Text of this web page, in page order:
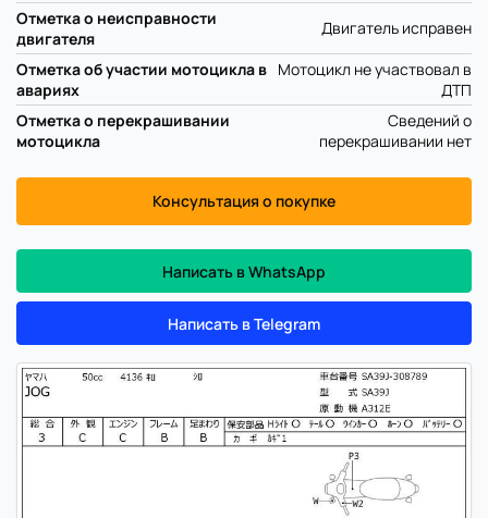
Отметка о неисправности
двигателя
Двигатель исправен
Отметка об участии мотоцикла в
авариях
Мотоцикл не участвовал в
ДТП
Отметка о перекрашивании
мотоцикла
Сведений о
перекрашивании нет
Консультация о покупке
Написать в WhatsApp
Написать в Telegram